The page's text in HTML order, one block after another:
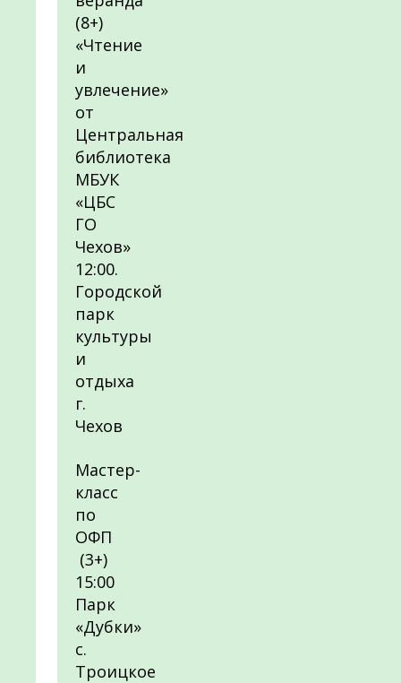
(8+)
«Чтение
и
увлечение»
от
Центральная
библиотека
МБУК
«ЦБС
ГО
Чехов»
12:00.
Городской
парк
культуры
и
отдыха
г.
Чехов
Мастер-
класс
по
ОФП
(3+)
15:00
Парк
«Дубки»
с.
Троицкое